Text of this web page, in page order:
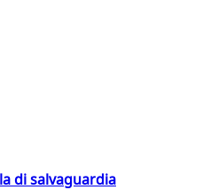
di salvaguardia